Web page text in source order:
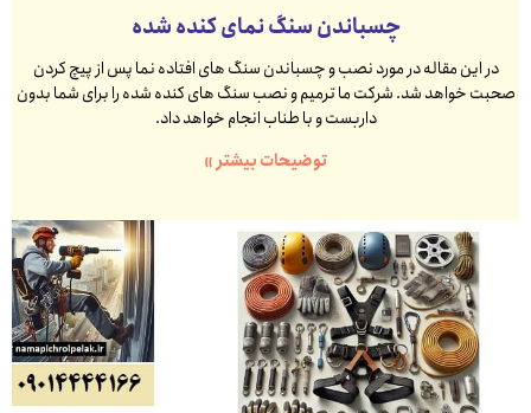
چسباندن سنگ نمای کنده شده
در این مقاله در مورد نصب و چسباندن سنگ های افتاده نما پس از پیچ کردن
صحبت خواهد شد. شرکت ما ترمیم و نصب سنگ های کنده شده را برای شما بدون
داربست و با طناب انجام خواهد داد.
توضیحات بیشتر »